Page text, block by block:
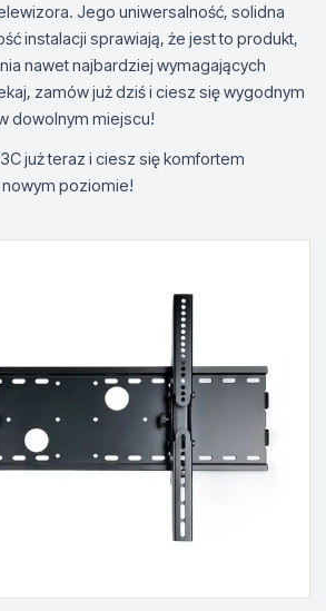
Jego uniwersalność, solidna
instalacji sprawiają, że jest to produkt,
nawet najbardziej wymagających
zamów już dziś i ciesz się wygodnym
dowolnym miejscu!
już teraz i ciesz się komfortem
poziomie!